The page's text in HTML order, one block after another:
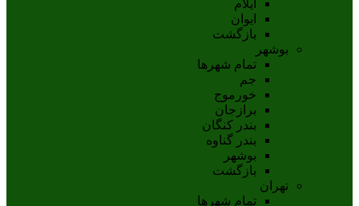
ايلام
ايوان
بازگشت
بوشهر
تمام شهر‌ها
جم
خورموج
برازجان
بندر کنگان
بندر گناوه
بوشهر
بازگشت
تهران
تمام شهر‌ها